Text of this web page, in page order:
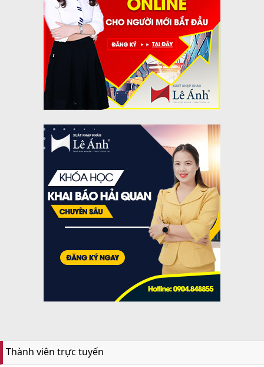
Thành viên trực tuyến